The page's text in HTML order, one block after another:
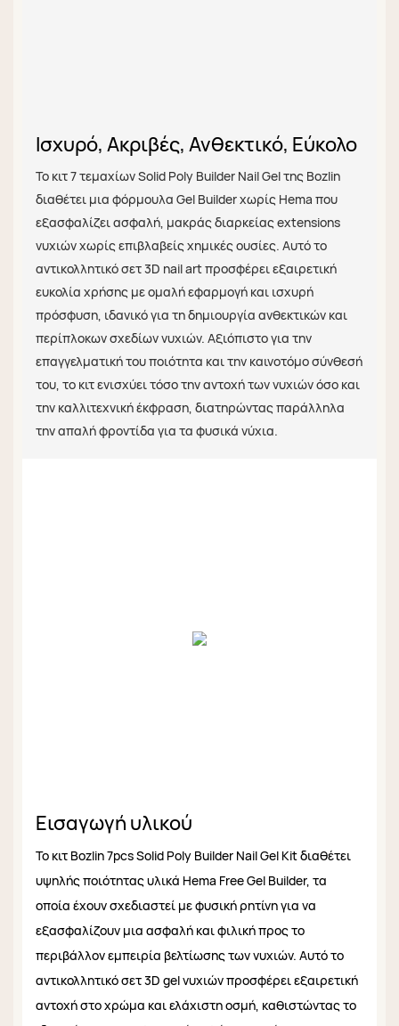
Ισχυρό, Ακριβές, Ανθεκτικό, Εύκολο
Το κιτ 7 τεμαχίων Solid Poly Builder Nail Gel της Bozlin
διαθέτει μια φόρμουλα Gel Builder χωρίς Hema που
εξασφαλίζει ασφαλή, μακράς διαρκείας extensions
νυχιών χωρίς επιβλαβείς χημικές ουσίες. Αυτό το
αντικολλητικό σετ 3D nail art προσφέρει εξαιρετική
ευκολία χρήσης με ομαλή εφαρμογή και ισχυρή
πρόσφυση, ιδανικό για τη δημιουργία ανθεκτικών και
περίπλοκων σχεδίων νυχιών. Αξιόπιστο για την
επαγγελματική του ποιότητα και την καινοτόμο σύνθεσή
του, το κιτ ενισχύει τόσο την αντοχή των νυχιών όσο και
την καλλιτεχνική έκφραση, διατηρώντας παράλληλα
την απαλή φροντίδα για τα φυσικά νύχια.
Εισαγωγή υλικού
Το κιτ Bozlin 7pcs Solid Poly Builder Nail Gel Kit διαθέτει
υψηλής ποιότητας υλικά Hema Free Gel Builder, τα
οποία έχουν σχεδιαστεί με φυσική ρητίνη για να
εξασφαλίζουν μια ασφαλή και φιλική προς το
περιβάλλον εμπειρία βελτίωσης των νυχιών. Αυτό το
αντικολλητικό σετ 3D gel νυχιών προσφέρει εξαιρετική
αντοχή στο χρώμα και ελάχιστη οσμή, καθιστώντας το